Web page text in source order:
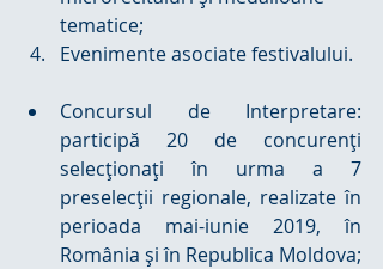
tematice;
Evenimente asociate festivalului.
Concursul de Interpretare:
participă 20 de concurenţi
selecţionaţi în urma a 7
preselecţii regionale, realizate în
perioada mai-iunie 2019, în